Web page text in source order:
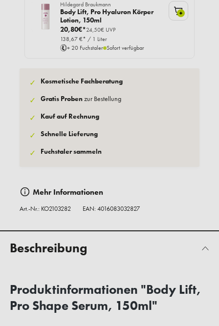
Hildegard Braukmann
Body Lift, Pro Hyaluron Körper
Lotion, 150ml
20,80€*24,50€ UVP
138,67 €* / 1 Liter
+ 20 Fuchstaler Sofort verfügbar
+
✓ Kosmetische Fachberatung
✓ Gratis Probenzur Bestellung
✓ Kauf auf Rechnung
✓ Schnelle Lieferung
✓ Fuchstaler sammeln
Mehr Informationen
Art.-Nr.: KO2103282 EAN: 4016083032827
Beschreibung
Produktinformationen "Body Lift,
Pro Shape Serum, 150ml"